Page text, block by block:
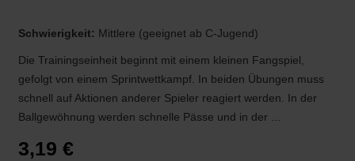
Schwierigkeit: Mittlere (geeignet ab C-Jugend)
Die Trainingseinheit beginnt mit einem kleinen Fangspiel,
gefolgt von einem Sprintwettkampf. In beiden Übungen muss
schnell auf Aktionen anderer Spieler reagiert werden. In der
Ballgewöhnung werden schnelle Pässe und in der ...
3,19 €